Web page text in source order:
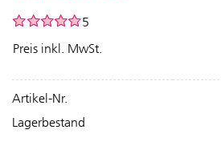
5
Preis inkl. MwSt.
Artikel-Nr.
Lagerbestand